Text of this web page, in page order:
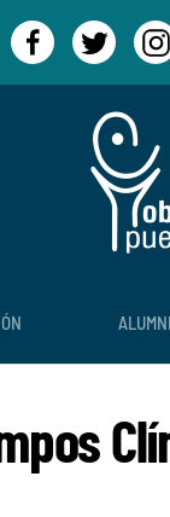
ALUMNI